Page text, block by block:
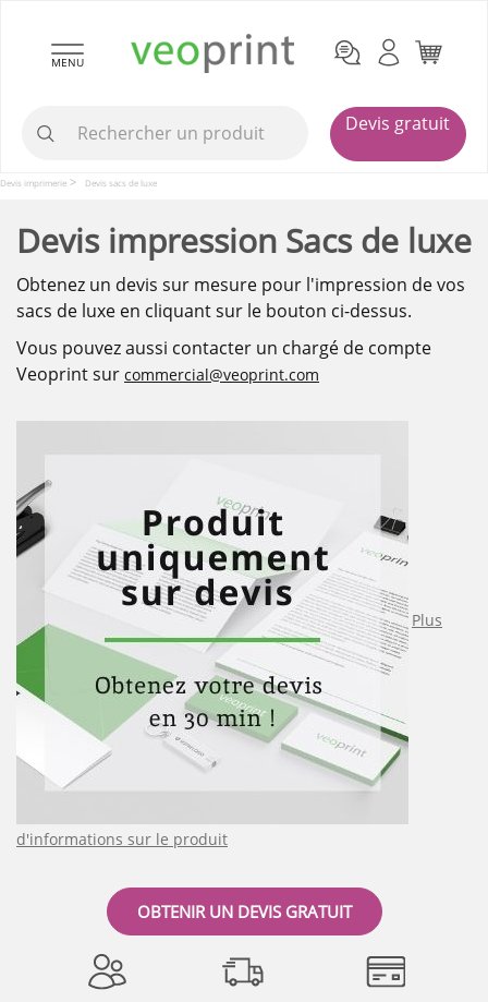
MENU
Devis gratuit
Devis imprimerie Devis sacs de luxe
Devis impression Sacs de luxe
Obtenez un devis sur mesure pour l'impression de vos
sacs de luxe en cliquant sur le bouton ci-dessus.
Vous pouvez aussi contacter un chargé de compte
Veoprint sur commercial@veoprint.com
Plus
d'informations sur le produit
OBTENIR UN DEVIS GRATUIT